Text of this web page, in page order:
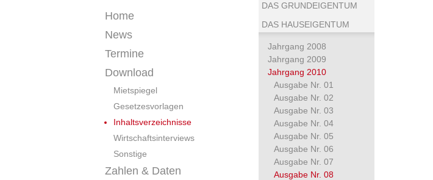
Home
News
Termine
Download
Mietspiegel
Gesetzesvorlagen
Inhaltsverzeichnisse
Wirtschaftsinterviews
Sonstige
Zahlen & Daten
DAS GRUNDEIGENTUM
DAS HAUSEIGENTUM
Jahrgang 2008
Jahrgang 2009
Jahrgang 2010
Ausgabe Nr. 01
Ausgabe Nr. 02
Ausgabe Nr. 03
Ausgabe Nr. 04
Ausgabe Nr. 05
Ausgabe Nr. 06
Ausgabe Nr. 07
Ausgabe Nr. 08